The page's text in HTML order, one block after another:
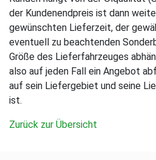
der Kundenendpreis ist dann
gewünschten Lieferzeit, der
eventuell zu beachtenden
Größe des Lieferfahrzeuges
also auf jeden Fall ein Angebot
auf sein Liefergebiet und seine
ist.
Zurück zur Übersicht